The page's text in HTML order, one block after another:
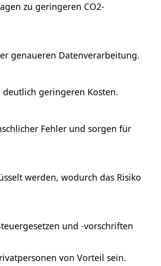
zu geringeren CO2-
genaueren Datenverarbeitung.
geringeren Kosten.
Fehler und sorgen für
werden, wodurch das Risiko
und -vorschriften
von Vorteil sein.